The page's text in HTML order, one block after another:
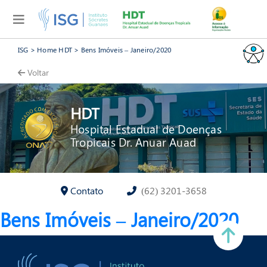
ISG > Home HDT> Bens Imóveis – Janeiro/2020
Voltar
HDT
Hospital Estadual de Doenças
Tropicais Dr. Anuar Auad
Contato (62) 3201-3658
Bens Imóveis – Janeiro/2020